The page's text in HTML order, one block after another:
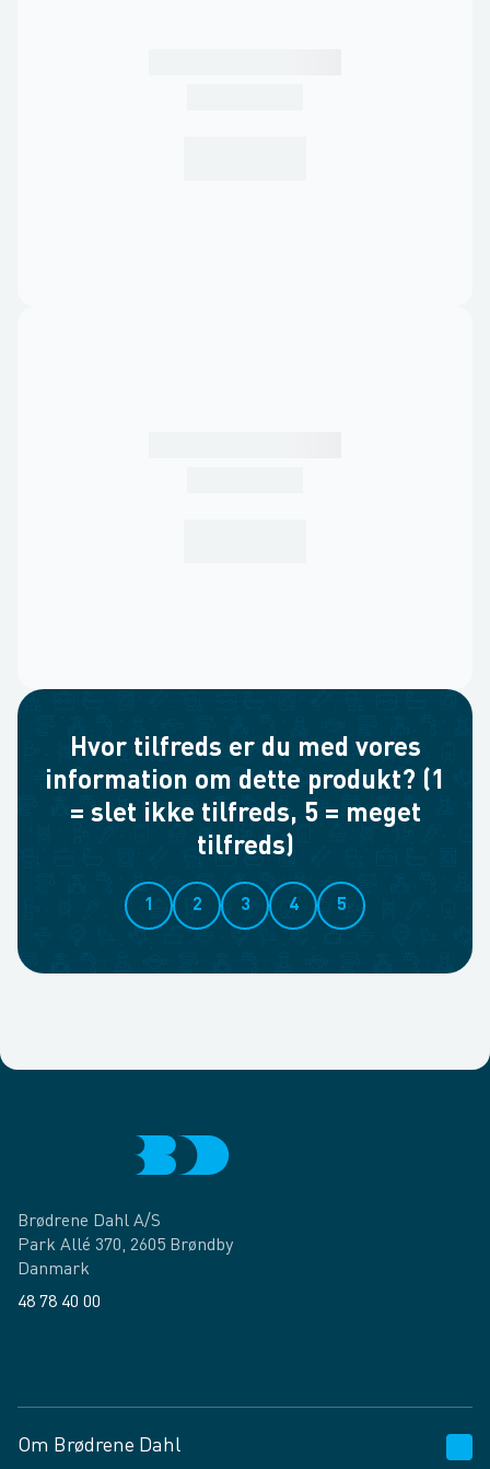
Hvor tilfreds er du med vores
information om dette produkt? (1
= slet ikke tilfreds, 5 = meget
tilfreds)
1 2 3 4 5
Brødrene Dahl A/S
Park Allé 370, 2605 Brøndby
Danmark
48 78 40 00
Om Brødrene Dahl